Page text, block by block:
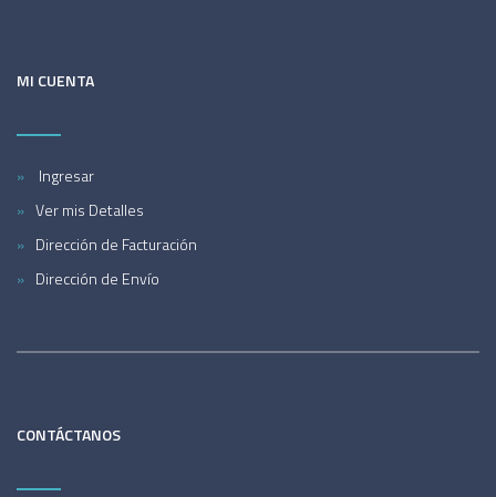
MI CUENTA
Ingresar
Ver mis Detalles
Dirección de Facturación
Dirección de Envío
CONTÁCTANOS